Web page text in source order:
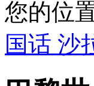
您的位
国话 沙